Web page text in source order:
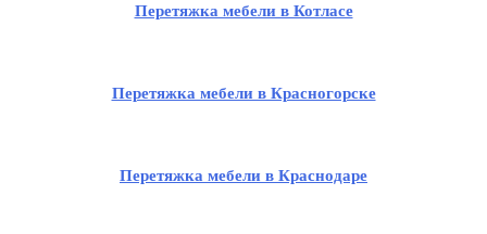
Перетяжка мебели в Котласе
Перетяжка мебели в Красногорске
Перетяжка мебели в Краснодаре